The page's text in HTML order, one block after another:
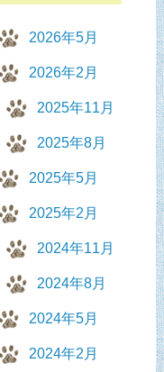
2026年5月
2026年2月
2025年11月
2025年8月
2025年5月
2025年2月
2024年11月
2024年8月
2024年5月
2024年2月